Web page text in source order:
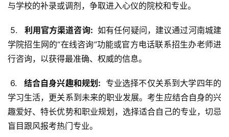
与学校的补录或调剂，争取进入心仪的院校和专业。
5.
  利用官方渠道咨询:
如有任何疑问，建议通过河南城建
学院招生网的“在线咨询”功能或官方电话联系招生办老师进
行咨询，以获得最准确、权威的信息。
6.
  结合自身兴趣和规划:
专业选择不仅关系到大学四年的
学习生活，更关系到未来的职业发展。考生应结合自身的兴
趣爱好、特长优势和职业规划，选择适合自己的专业，切忌
盲目跟风报考热门专业。